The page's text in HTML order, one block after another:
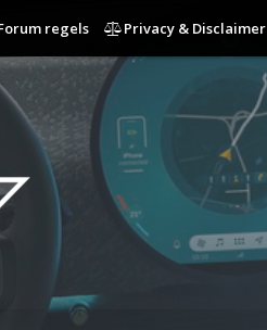
regels Privacy & Disclaimer